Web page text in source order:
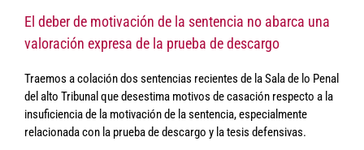
El deber de motivación de la sentencia no abarca una
valoración expresa de la prueba de descargo
Traemos a colación dos sentencias recientes de la Sala de lo Penal
del alto Tribunal que desestima motivos de casación respecto a la
insuficiencia de la motivación de la sentencia, especialmente
relacionada con la prueba de descargo y la tesis defensivas.